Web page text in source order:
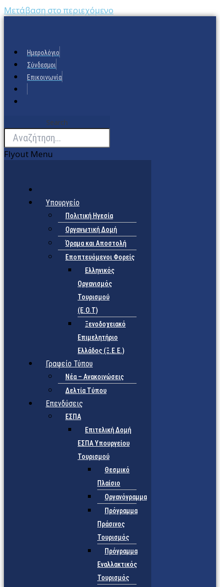
Μετάβαση στο περιεχόμενο
Ημερολόγιο
Σύνδεσμοι
Επικοινωνία
Search
Flyout Menu
Υπουργείο
Πολιτική Ηγεσία
Οργανωτική Δομή
Όραμα και Αποστολή
Εποπτευόμενοι Φορείς
Eλληνικός
Οργανισμός
Τουρισμού
(Ε.Ο.Τ)
Ξενοδοχειακό
Επιμελητήριο
Ελλάδος (Ξ.Ε.Ε.)
Γραφείο Τύπου
Νέα – Ανακοινώσεις
Δελτία Τύπου
Επενδύσεις
ΕΣΠΑ
Επιτελική Δομή
ΕΣΠΑ Υπουργείου
Τουρισμού
Θεσμικό
Πλαίσιο
Οργανόγραμμα
Πρόγραμμα
Πράσινος
Τουρισμός
Πρόγραμμα
Εναλλακτικός
Τουρισμός